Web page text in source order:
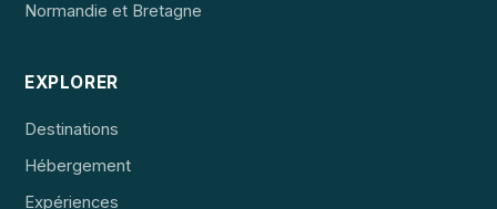
Normandie et Bretagne
EXPLORER
Destinations
Hébergement
Expériences